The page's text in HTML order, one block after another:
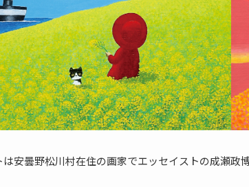
は安曇野松川村在住の画家でエッセイストの成瀬